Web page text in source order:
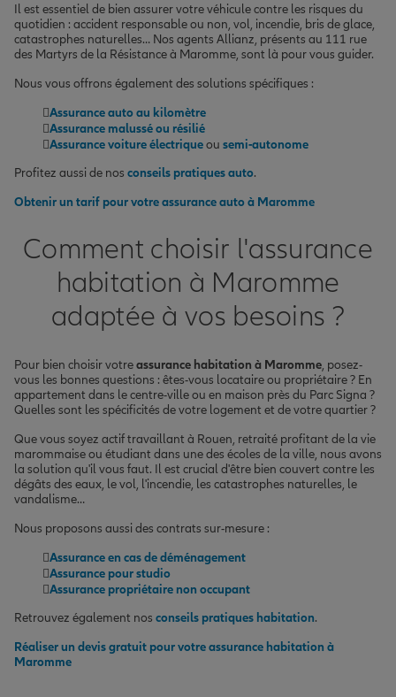
Il est essentiel de bien assurer votre véhicule contre les risques du
quotidien : accident responsable ou non, vol, incendie, bris de glace,
catastrophes naturelles… Nos agents Allianz, présents au 111 rue
des Martyrs de la Résistance à Maromme, sont là pour vous guider.
Nous vous offrons également des solutions spécifiques :
Assurance auto au kilomètre
Assurance malussé ou résilié
Assurance voiture électriqueou semi-autonome
Profitez aussi de nos conseils pratiques auto.
Obtenir un tarif pour votre assurance auto à Maromme
Comment choisir l'assurance
habitation à Maromme
adaptée à vos besoins ?
Pour bien choisir votreassurance habitation à Maromme, posez-
vous les bonnes questions : êtes-vous locataire ou propriétaire ? En
appartement dans le centre-ville ou en maison près du Parc Signa ?
Quelles sont les spécificités de votre logement et de votre quartier ?
Que vous soyez actif travaillant à Rouen, retraité profitant de la vie
marommaise ou étudiant dans une des écoles de la ville, nous avons
la solution qu'il vous faut. Il est crucial d'être bien couvert contre les
dégâts des eaux, le vol, l'incendie, les catastrophes naturelles, le
vandalisme…
Nous proposons aussi des contrats sur-mesure :
Assurance en cas de déménagement
Assurance pour studio
Assurance propriétaire non occupant
Retrouvez également nos conseils pratiques habitation.
Réaliser un devis gratuit pour votre assurance habitation à
Maromme